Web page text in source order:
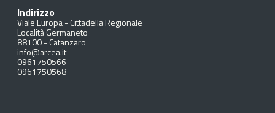
Indirizzo
Viale Europa - Cittadella Regionale
Località Germaneto
88100-Catanzaro
info@arcea.it
0961750566
0961750568